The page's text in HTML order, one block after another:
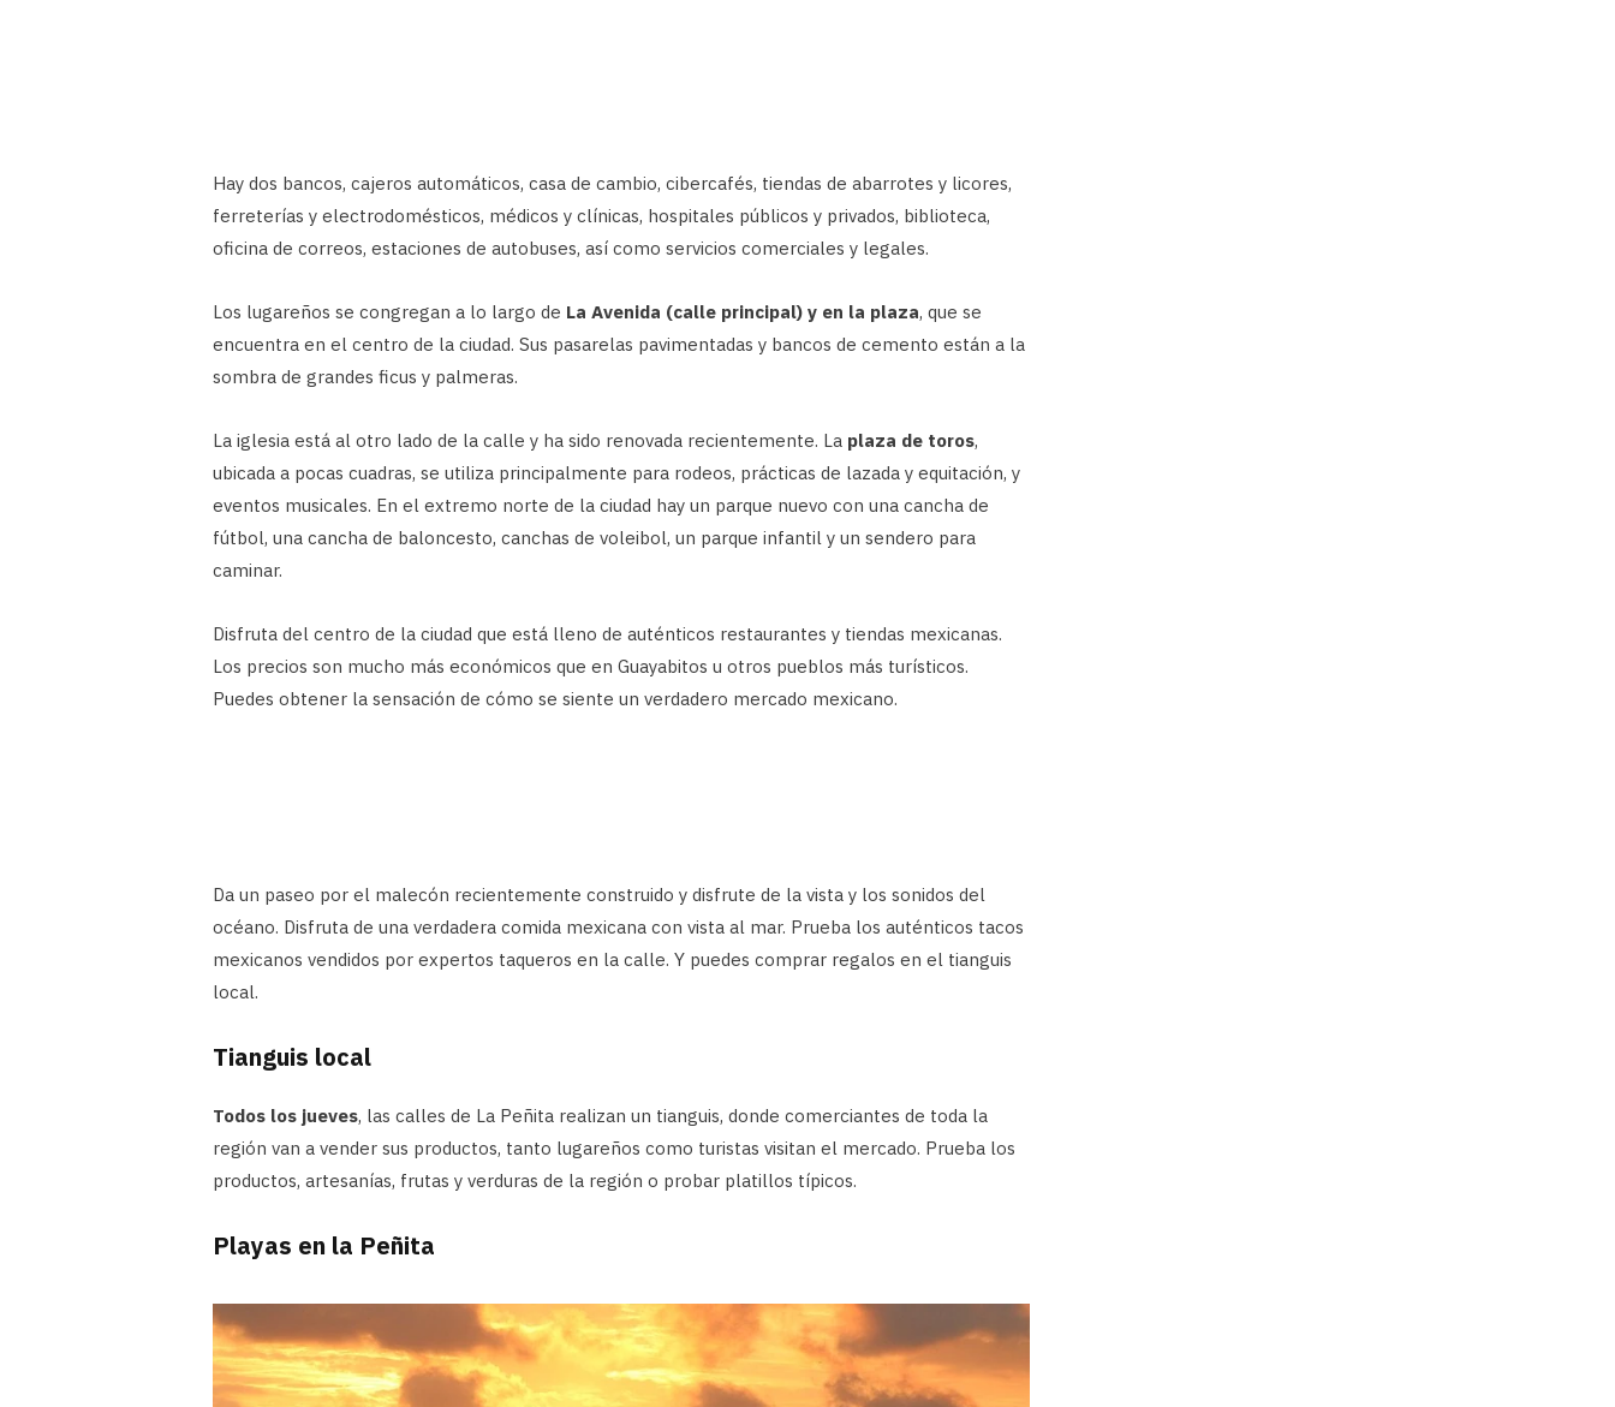
Hay dos bancos, cajeros automáticos, casa de cambio, cibercafés, tiendas de abarrotes y licores,
ferreterías y electrodomésticos, médicos y clínicas, hospitales públicos y privados, biblioteca,
oficina de correos, estaciones de autobuses, así como servicios comerciales y legales.
Los lugareños se congregan a lo largo de La Avenida (calle principal) y en la plaza, que se
encuentra en el centro de la ciudad. Sus pasarelas pavimentadas y bancos de cemento están a la
sombra de grandes ficus y palmeras.
La iglesia está al otro lado de la calle y ha sido renovada recientemente. La plaza de toros,
ubicada a pocas cuadras, se utiliza principalmente para rodeos, prácticas de lazada y equitación, y
eventos musicales. En el extremo norte de la ciudad hay un parque nuevo con una cancha de
fútbol, ​​una cancha de baloncesto, canchas de voleibol, un parque infantil y un sendero para
caminar.
Disfruta del centro de la ciudad que está lleno de auténticos restaurantes y tiendas mexicanas.
Los precios son mucho más económicos que en Guayabitos u otros pueblos más turísticos.
Puedes obtener la sensación de cómo se siente un verdadero mercado mexicano.
Da un paseo por el malecón recientemente construido y disfrute de la vista y los sonidos del
océano. Disfruta de una verdadera comida mexicana con vista al mar. Prueba los auténticos tacos
mexicanos vendidos por expertos taqueros en la calle. Y puedes comprar regalos en el tianguis
local.
Tianguis local
Todos los jueves, las calles de La Peñita realizan un tianguis, donde comerciantes de toda la
región van a vender sus productos, tanto lugareños como turistas visitan el mercado. Prueba los
productos, artesanías, frutas y verduras de la región o probar platillos típicos.
Playas en la Peñita